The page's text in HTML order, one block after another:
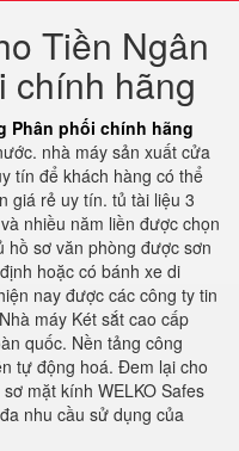
Tiền Ngân
chính hãng
Phân phối chính hãng
nhà máy sản xuất cửa
tín để khách hàng có thể
giá rẻ uy tín. tủ tài liệu 3
nhiều năm liền được chọn
hồ sơ văn phòng được sơn
hoặc có bánh xe di
nay được các công ty tin
máy Két sắt cao cấp
quốc. Nền tảng công
tự động hoá. Đem lại cho
mặt kính WELKO Safes
nhu cầu sử dụng của